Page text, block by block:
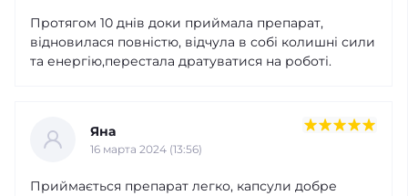
Протягом 10 днів доки приймала препарат,
відновилася повністю, відчула в собі колишні сили
та енергію,перестала дратуватися на роботі.
Яна
16 марта 2024 (13:56)
Приймається препарат легко, капсули добре